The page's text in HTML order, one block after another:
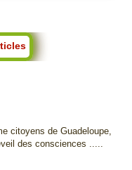
citoyens de Guadeloupe,
des consciences .....